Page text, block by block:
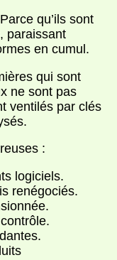
qu’ils sont
paraissant
en cumul.
qui sont
ne sont pas
ventilés par clés
:
logiciels.
renégociés.